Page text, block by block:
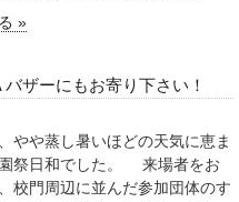
»
ザーにもお寄り下さい！
やや蒸し暑いほどの天気に恵ま
祭日和でした。 来場者をお
校門周辺に並んだ参加団体のす